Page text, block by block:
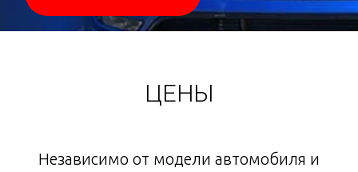
ЦЕНЫ
Независимо от модели автомобиля и